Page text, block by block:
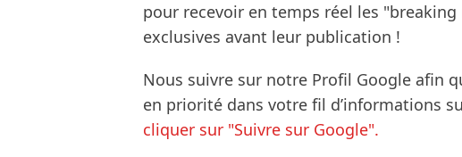
pour recevoir en temps réel les
exclusives avant leur publication !
Nous suivre sur notre Profil Google afin
en priorité dans votre fil d’informations
cliquer sur "Suivre sur Google".